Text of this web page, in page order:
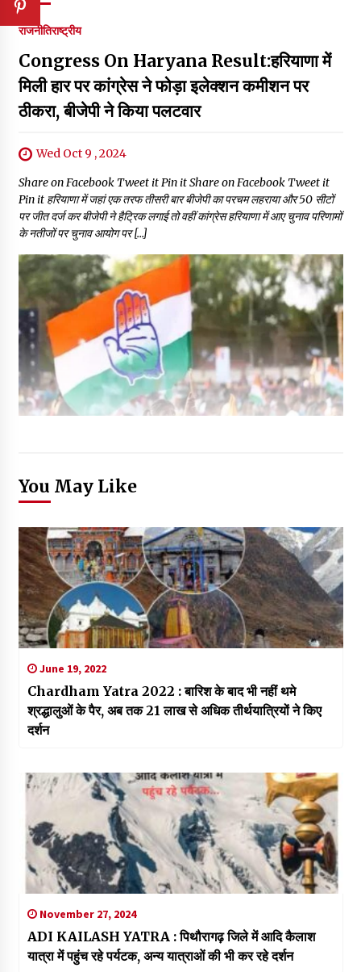
राजनीतिराष्ट्रीय
Congress On Haryana Result:हरियाणा में
मिली हार पर कांग्रेस ने फोड़ा इलेक्शन कमीशन पर
ठीकरा, बीजेपी ने किया पलटवार
Wed Oct 9 , 2024
Share on Facebook Tweet it Pin it Share on Facebook Tweet it
Pin it हरियाणा में जहां एक तरफ तीसरी बार बीजेपी का परचम लहराया और 50 सीटों
पर जीत दर्ज कर बीजेपी ने हैट्रिक लगाई तो वहीं कांग्रेस हरियाणा में आए चुनाव परिणामों
के नतीजों पर चुनाव आयोग पर […]
You May Like
June 19, 2022
Chardham Yatra 2022 : बारिश के बाद भी नहीं थमे
श्रद्धालुओं के पैर, अब तक 21 लाख से अधिक तीर्थयात्रियों ने किए
दर्शन
November 27, 2024
ADI KAILASH YATRA : पिथौरागढ़ जिले में आदि कैलाश
यात्रा में पहुंच रहे पर्यटक, अन्य यात्राओं की भी कर रहे दर्शन